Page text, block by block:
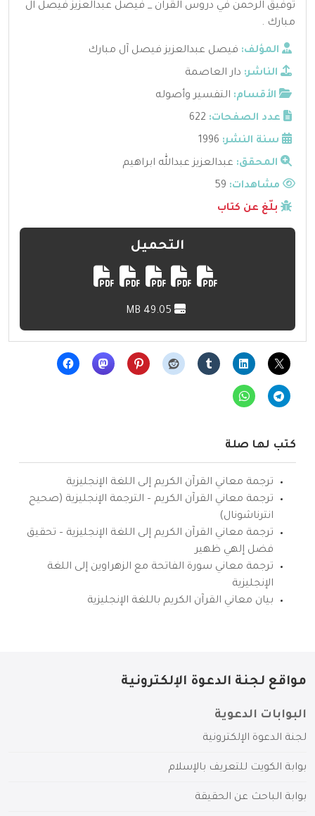
توفيق الرحمن في دروس القرآن _ فيصل عبدالعزيز فيصل آل
مبارك .
المؤلف: فيصل عبدالعزيز فيصل آل مبارك
الناشر: دار العاصمة
الأقسام: التفسير وأصوله
عدد الصفحات: 622
سنة النشر: 1996
المحقق: عبدالعزيز عبدالله ابراهيم
مشاهدات:
بلّغ عن كتاب
التحميل
كتب لها صلة
ترجمة معاني القرآن الكريم إلى اللغة الإنجليزية
ترجمة معاني القرآن الكريم – الترجمة الإنجليزية (صحيح
انترناشونال)
ترجمة معاني القرآن الكريم إلى اللغة الإنجليزية – تحقيق
فضل إلهي ظهير
ترجمة معاني سورة الفاتحة مع الزهراوين إلى اللغة
الإنجليزية
بيان معاني القرآن الكريم باللغة الإنجليزية
مواقع لجنة الدعوة الإلكترونية
البوابات الدعوية
لجنة الدعوة الإلكترونية
بوابة الكويت للتعريف بالإسلام
بوابة الباحث عن الحقيقة